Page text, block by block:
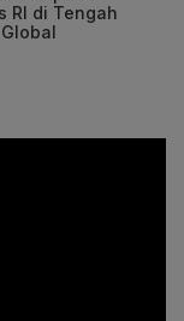
RI di Tengah